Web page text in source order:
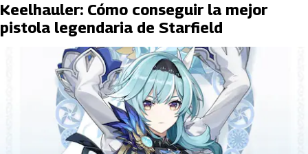
Keelhauler: Cómo conseguir la mejor
pistola legendaria de Starfield